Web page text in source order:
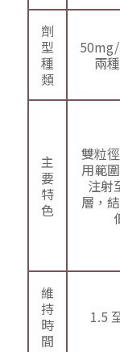
劑
型
種
類
兩
主
要
特
色
雙粒
用範
注射
層，
維
持
時
間
1.5